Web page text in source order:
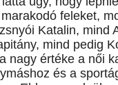
feleket,
Katalin, mind
mind pedig
nagy értéke a női
és a